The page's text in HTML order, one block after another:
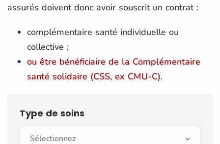
assurés doivent donc avoir souscrit un contrat :
complémentaire santé individuelle ou
collective ;
ou être bénéficiaire de la Complémentaire
santé solidaire (CSS, ex CMU-C).
Type de soins